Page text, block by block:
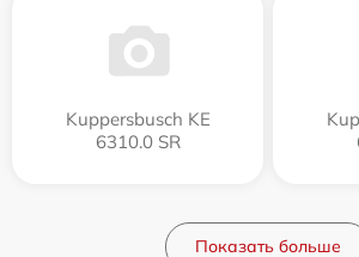
Kuppersbusch KE
6310.0 SR
Показать больше